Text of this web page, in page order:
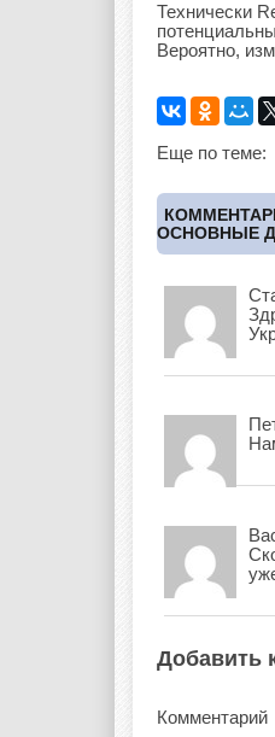
Технически
Вероятно,
Еще по теме:
ОСНОВНЫЕ
Добавить
Комментарий